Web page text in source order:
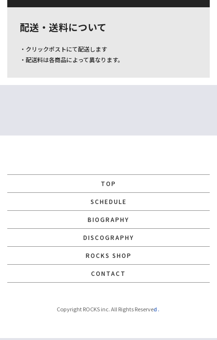
配送・送料について
・クリックポストにて配送します
・配送料は各商品によって異なります。
TOP
SCHEDULE
BIOGRAPHY
DISCOGRAPHY
ROCKS SHOP
CONTACT
Copyright ROCKS inc. All Rights Reserved.